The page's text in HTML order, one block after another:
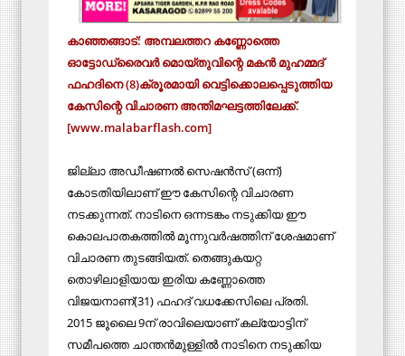
കാഞ്ഞങ്ങാട്: അമ്പലത്തറ കണ്ണോത്തെ
ഓട്ടോഡ്രൈവര്‍ മൊയ്തുവിന്റെ മകന്‍ മുഹമ്മദ്
ഫഹദിനെ (8)ക്രൂരമായി വെട്ടിക്കൊലപ്പെടുത്തിയ
കേസിന്റെ വിചാരണ അന്തിമഘട്ടത്തിലേക്ക്.
[www.malabarflash.com]
ജില്ലാ അഡീഷണല്‍ സെഷന്‍സ് (ഒന്ന്)
കോടതിയിലാണ് ഈ കേസിന്റെ വിചാരണ
നടക്കുന്നത്. നാടിനെ ഒന്നടങ്കം നടുക്കിയ ഈ
കൊലപാതകത്തില്‍ മൂന്നുവര്‍ഷത്തിന് ശേഷമാണ്
വിചാരണ തുടങ്ങിയത്. തെങ്ങുകയറ്റ
തൊഴിലാളിയായ ഇരിയ കണ്ണോത്തെ
വിജയനാണ്(31) ഫഹദ് വധക്കേസിലെ പ്രതി.
2015 ജൂലൈ 9ന് രാവിലെയാണ് കല്യോട്ടിന്
സമീപത്തെ ചാന്തന്‍മുള്ളില്‍ നാടിനെ നടുക്കിയ